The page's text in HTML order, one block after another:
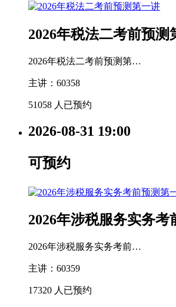
2026年税法二考前预
2026年税法二考前预测第…
主讲：60358
51058 人已预约
2026-08-31 19:00
可预约
2026年涉税服务实务
2026年涉税服务实务考前…
主讲：60359
17320 人已预约